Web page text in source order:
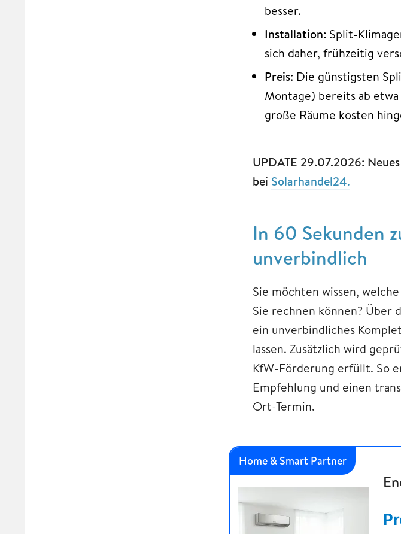
besser.
Installation: Split-
sich daher, frühzeitig
Preis: Die günstigsten
Montage) bereits ab
große Räume kosten
UPDATE 29.07.2026:
bei Solarhandel24.
In 60 Sekunden
unverbindlich
Sie möchten wissen,
Sie rechnen können? Über
ein unverbindliches
lassen. Zusätzlich wird
KfW-Förderung erfüllt. So
Empfehlung und einen
Ort-Termin.
Home & Smart Partner